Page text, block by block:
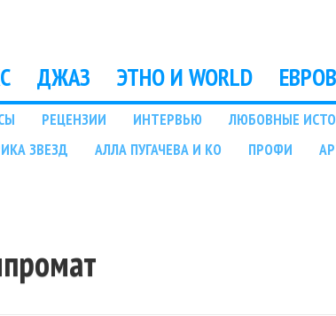
ДЖАЗ ЭТНО И WORLD
РЕЦЕНЗИИ ИНТЕРВЬЮ ЛЮБОВНЫЕ
ЗВЕЗД АЛЛА ПУГАЧЕВА И КО ПРОФИ